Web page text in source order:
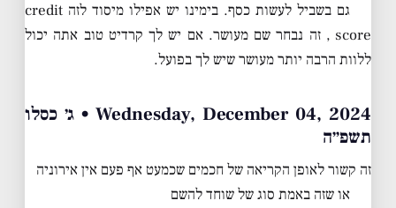
גם בשביל לעשות כסף. בימינו יש אפילו מיסוד לזה credit
score , זה נבחר שם מעושר. אם יש לך קרדיט טוב אתה יכול
ללוות הרבה יותר מעושר שיש לך בפועל.
Wednesday, December 04, 2024 • ג׳ כסלו
תשפ״ה
זה קשור לאופן הקריאה של חכמים שכמעט אף פעם אין אירוניה
או שזה באמת סוג של שוחד להשם